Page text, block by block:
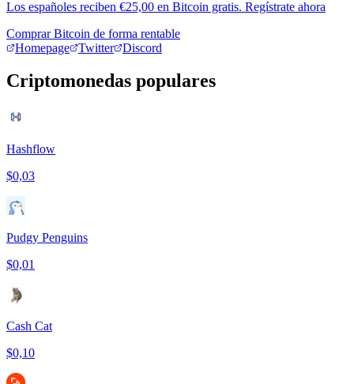
Los españoles reciben €25,00 en Bitcoin gratis. Regístrate ahora
Comprar Bitcoin de forma rentable
Homepage
Twitter Discord
Criptomonedas populares
Hashflow
$0,03
Pudgy Penguins
$0,01
Cash Cat
$0,10